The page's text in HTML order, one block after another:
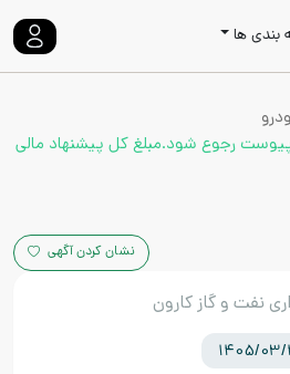
بندی ها
پیوست رجوع شود.مبلغ کل پیشنهاد مالی
نشان کردن آگهی
نفت و گاز کارون